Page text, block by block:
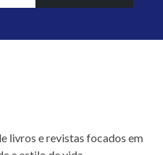
livros e revistas focados em